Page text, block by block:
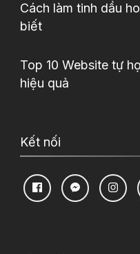
Cách làm tinh dầu
biết
Top 10 Website tự
hiệu quả
Kết nối